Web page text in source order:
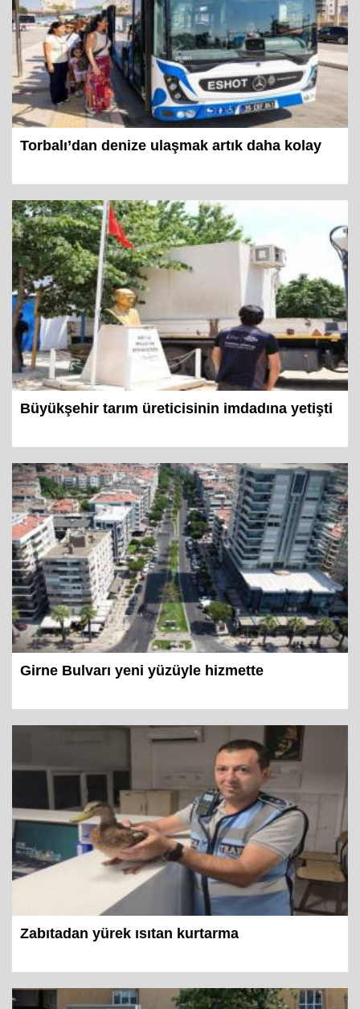
Torbalı’dan denize ulaşmak artık daha kolay
Büyükşehir tarım üreticisinin imdadına yetişti
Girne Bulvarı yeni yüzüyle hizmette
Zabıtadan yürek ısıtan kurtarma